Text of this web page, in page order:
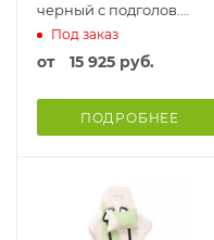
черный с подголов.
крестовина пластик
Под заказ
от 15 925 руб.
ПОДРОБНЕЕ